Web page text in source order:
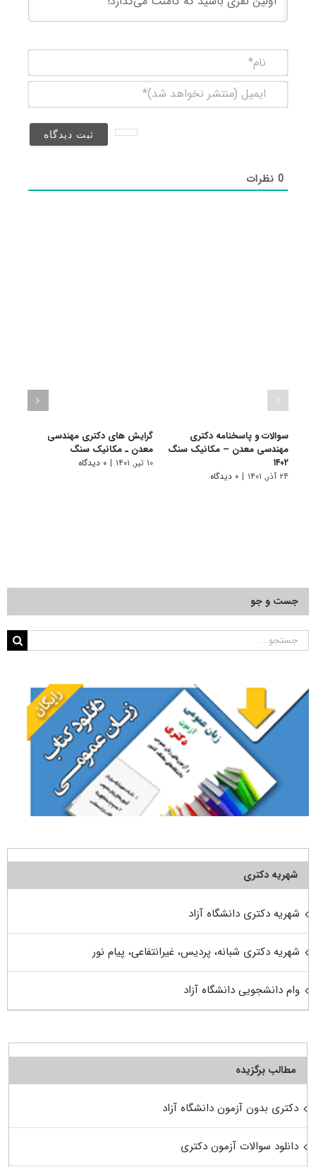
(منتشر
0نظرات
سوالات و پاسخنامه دکتری
مهندسی معدن – مکانیک سنگ
۱۴۰۲
۲۴ آذر, ۱۴۰۱ | ۰ دیدگاه
گرایش های دکتری ﻣﻬﻨﺪسی
ﻣﻌﺪن ـ ﻣﻜﺎنیک ﺳﻨﮓ
۱۰ تیر, ۱۴۰۱ | ۰ دیدگاه
جست و جو
جستجو
شهریه دکتری
شهریه دکتری دانشگاه آزاد
شهریه دکتری شبانه، پردیس، غیرانتفاعی، پیام نور
وام دانشجویی دانشگاه آزاد
مطالب برگزیده
دکتری بدون آزمون دانشگاه آزاد
دانلود سوالات آزمون دکتری